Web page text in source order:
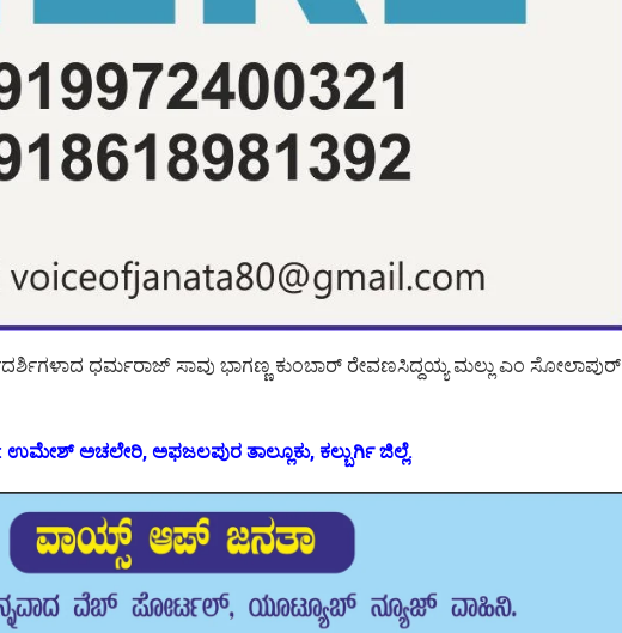
ಧರ್ಮರಾಜ್ ಸಾವು ಭಾಗಣ್ಣ ಕುಂಬಾರ್ ರೇವಣಸಿದ್ದಯ್ಯ ಮಲ್ಲು ಎಂ ಸೋಲಾಪುರ್
ಅಚಲೇರಿ, ಅಫಜಲಪುರ ತಾಲ್ಲೂಕು, ಕಲ್ಬುರ್ಗಿ ಜಿಲ್ಲೆ.